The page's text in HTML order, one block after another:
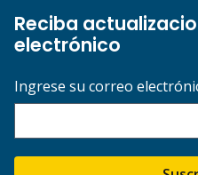
Reciba
electrónico
Ingrese su correo